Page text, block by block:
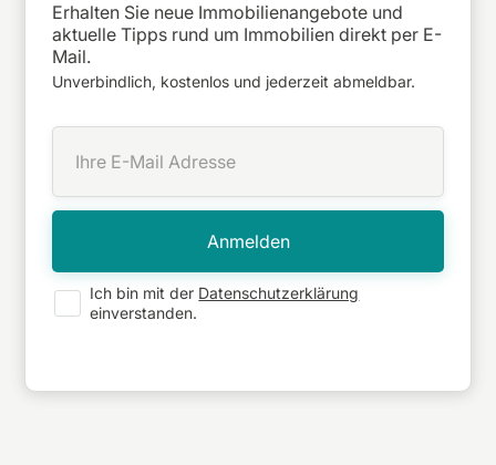
Erhalten Sie neue Immobilienangebote und
aktuelle Tipps rund um Immobilien direkt per E-
Mail.
Unverbindlich, kostenlos und jederzeit abmeldbar.
Ich bin mit der Datenschutzerklärung
einverstanden.